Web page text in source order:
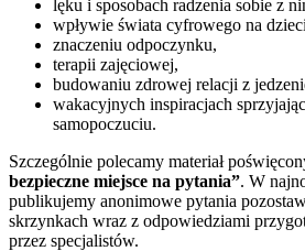
lęku i sposobach radzenia sobie z
wpływie świata cyfrowego na
znaczeniu odpoczynku,
terapii zajęciowej,
budowaniu zdrowej relacji z
wakacyjnych inspiracjach
samopoczuciu.
Szczególnie polecamy materiał
bezpieczne miejsce na pytania”. W
publikujemy anonimowe pytania
skrzynkach wraz z odpowiedziami
przez specjalistów.